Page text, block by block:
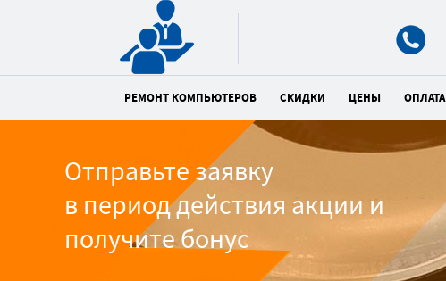
РЕМОНТ КОМПЬЮТЕРОВ СКИДКИ ЦЕНЫ ОПЛАТА
Отправьте заявку
в период действия акции и
получите бонус